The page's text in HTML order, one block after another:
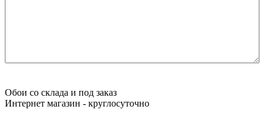
Обои со склада и под заказ
Интернет магазин - круглосуточно